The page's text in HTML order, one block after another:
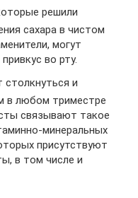
решили
сахара в чистом
могут
во рту.
и
в любом триместре
связывают такое
минеральных
присутствуют
в том числе и